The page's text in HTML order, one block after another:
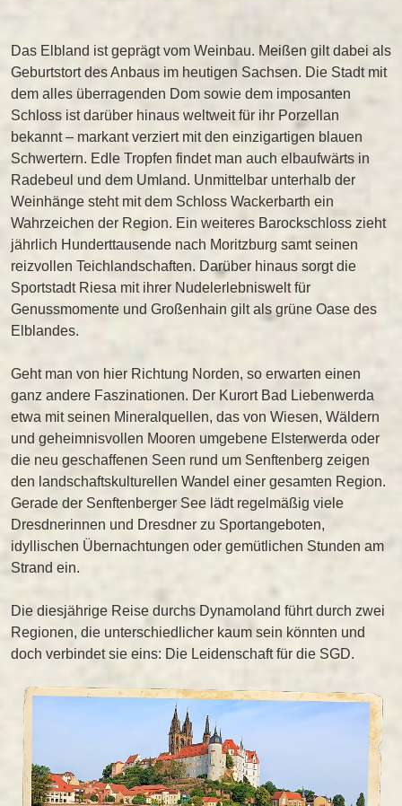
Das Elbland ist geprägt vom Weinbau. Meißen gilt dabei als
Geburtstort des Anbaus im heutigen Sachsen. Die Stadt mit
dem alles überragenden Dom sowie dem imposanten
Schloss ist darüber hinaus weltweit für ihr Porzellan
bekannt – markant verziert mit den einzigartigen blauen
Schwertern. Edle Tropfen findet man auch elbaufwärts in
Radebeul und dem Umland. Unmittelbar unterhalb der
Weinhänge steht mit dem Schloss Wackerbarth ein
Wahrzeichen der Region. Ein weiteres Barockschloss zieht
jährlich Hunderttausende nach Moritzburg samt seinen
reizvollen Teichlandschaften. Darüber hinaus sorgt die
Sportstadt Riesa mit ihrer Nudelerlebniswelt für
Genussmomente und Großenhain gilt als grüne Oase des
Elblandes.
Geht man von hier Richtung Norden, so erwarten einen
ganz andere Faszinationen. Der Kurort Bad Liebenwerda
etwa mit seinen Mineralquellen, das von Wiesen, Wäldern
und geheimnisvollen Mooren umgebene Elsterwerda oder
die neu geschaffenen Seen rund um Senftenberg zeigen
den landschaftskulturellen Wandel einer gesamten Region.
Gerade der Senftenberger See lädt regelmäßig viele
Dresdnerinnen und Dresdner zu Sportangeboten,
idyllischen Übernachtungen oder gemütlichen Stunden am
Strand ein.
Die diesjährige Reise durchs Dynamoland führt durch zwei
Regionen, die unterschiedlicher kaum sein könnten und
doch verbindet sie eins: Die Leidenschaft für die SGD.